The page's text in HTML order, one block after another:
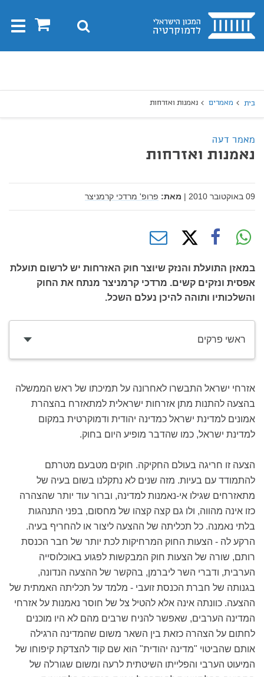
בית 0 חיפוש
בית מאמרים נאמנות ואזרחות
מאמר דעה
נאמנות ואזרחות
09 באוקטובר 2010 | מאת: פרופ' מרדכי קרמניצר
במאזן התועלת והנזק שיוצר חוק האזרחות יש לרשום תועלת
אפסית ונזקים קשים. מרדכי קרמניצר מנתח את החוק
והשלכותיו ותוהה להיכן נעלם השכל.
ראשי פרקים
אזרחי ישראל התבשרו לאחרונה על תמיכתו של ראש הממשלה
בהצעה להתנות מתן אזרחות ישראלית למתאזרח בהצהרת
אמונים למדינת ישראל כמדינה יהודית ודמוקרטית במקום
למדינת ישראל, כמו שהדבר מופיע היום בחוק.
הצעה זו חריגה בעולם החקיקה. חוקים מטבעם מטרתם
להתמודד עם בעיות. מזה שנים לא נתקלנו בשום בעיה של
מתאזרחים שגילו אי-נאמנות למדינה, וברור עוד יותר שהצהרה
כזו אינה מהווה, ולו גם קצה קצהו של מחסום, בפני התנהגות
בלתי נאמנה. כל תכליתה של ההצעה ליצור או להחריף בעיה.
הרקע לה - הצעות החוק המרחיקות לכת יותר של חבר הכנסת
רותם, שורה של הצעות חוק המבקשות לפגוע באוכלוסייה
הערבית, ודברי השר ליברמן, בהקשר של ההצעה הנדונה,
בגנותה של חברת הכנסת זועבי - מלמד על תכליתה האמתית של
ההצעה. כוונתה אינה אלא להטיל צל של חוסר נאמנות על אזרחי
המדינה הערבים, שאפשר להניח שרבים מהם לא היו מוכנים
לחתום על הצהרה כזאת בין השאר משום שהמדינה הרגילה
אותם שהביטוי "מדינה יהודית" הוא שם קוד להצדקת קיפוחו של
המיעוט הערבי והפלייתו השיטתית לרעה ומשום שגורלה של